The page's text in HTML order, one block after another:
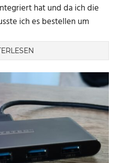
hat und da ich die
ich es bestellen um